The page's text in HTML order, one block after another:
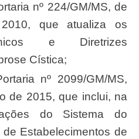
que atualiza os
e Diretrizes
Cística;
de 2015, que inclui, na
do Sistema do
Estabelecimentos de